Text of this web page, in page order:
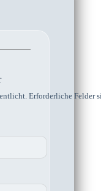
Erforderliche Felder